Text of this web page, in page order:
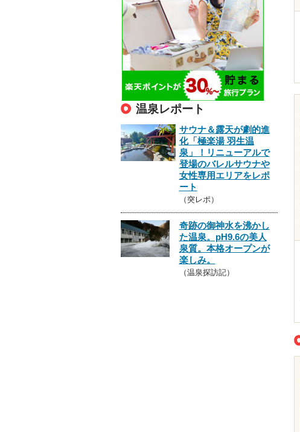
温泉レポート
サウナ＆露天が劇的進
化「極楽湯 羽生温
泉」！リニューアルで
登場のバレルサウナや
女性専用エリアをレポ
ート
（突レポ）
奇跡の御神水を沸かし
た温泉。pH9.6の美人
泉質。本格オープンが
楽しみ。
（温泉探訪記）